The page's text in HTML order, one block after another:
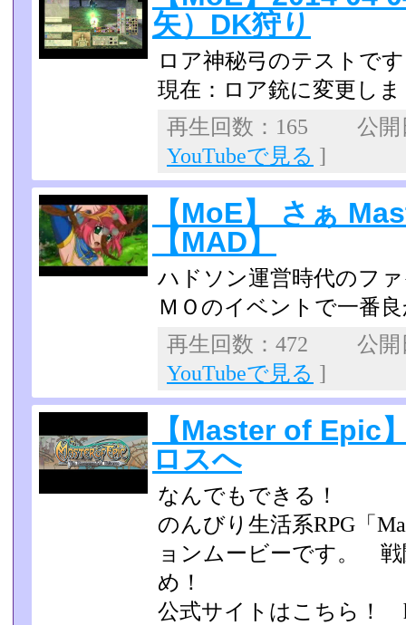
矢）DK狩り
ロア神秘弓のテストで
現在：ロア銃に変更し
再生回数：165 公
YouTubeで見る ]
【MoE】 さぁ
【MAD】
ハドソン運営時代のフ
ＭＯのイベントで一番
再生回数：472 公
YouTubeで見る ]
【Master of Epic
ロスへ
なんでもできる！
のんびり生活系RPG「
ョンムービーです。
め！
公式サイトはこちら！